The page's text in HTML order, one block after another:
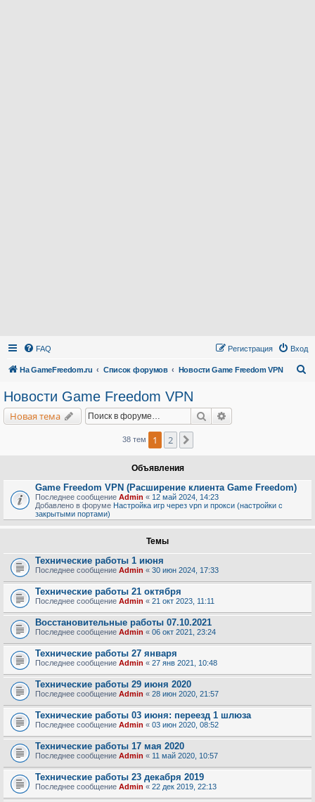
FAQ Вход
Регистрация
На GameFreedom.ru Список форумов Новости Game Freedom VPN
Новости Game Freedom VPN
Новая тема Поиск
38 тем 1 2
Объявления
Game Freedom VPN (Расширение клиента Game Freedom)
Последнее сообщение Admin « 12 май 2024, 14:23
Добавлено в форуме Настройка игр через vpn и прокси (настройки с
закрытыми портами)
Темы
Технические работы 1 июня
Последнее сообщение Admin « 30 июн 2024, 17:33
Технические работы 21 октября
Последнее сообщение Admin « 21 окт 2023, 11:11
Восстановительные работы 07.10.2021
Последнее сообщение Admin « 06 окт 2021, 23:24
Технические работы 27 января
Последнее сообщение Admin « 27 янв 2021, 10:48
Технические работы 29 июня 2020
Последнее сообщение Admin « 28 июн 2020, 21:57
Технические работы 03 июня: переезд 1 шлюза
Последнее сообщение Admin « 03 июн 2020, 08:52
Технические работы 17 мая 2020
Последнее сообщение Admin « 11 май 2020, 10:57
Технические работы 23 декабря 2019
Последнее сообщение Admin « 22 дек 2019, 22:13